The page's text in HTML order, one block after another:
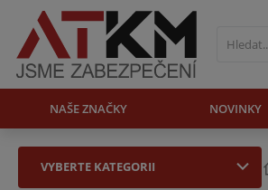
NAŠE ZNAČKY NOVINKY
VYBERTE KATEGORII